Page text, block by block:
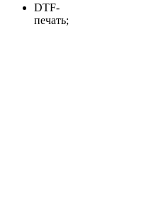
DTF-
печать;